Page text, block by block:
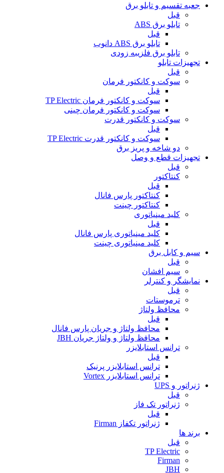
جعبه تقسیم و تابلو برق
قبل
تابلو برق ABS
قبل
تابلو برق ABS دانوب
تابلو برق فلزیبه زودی
تجهیزات تابلو
قبل
سوکت و کانکتور فرمان
قبل
سوکت و کانکتور فرمان TP Electric
سوکت و کانکتور فرمان چینی
سوکت و کانکتور قدرت
قبل
سوکت و کانکتور قدرت TP Electric
دو شاخه و پریز برق
تجهیزات قطع و وصل
قبل
کنتاکتور
قبل
کنتاکتور پارس فانال
کنتاکتور چینت
کلید مینیاتوری
قبل
کلید مینیاتوری پارس فانال
کلید مینیاتوری چینت
سیم و کابل برق
قبل
سیم افشان
نمایشگر و کنترلر
قبل
ترموستات
محافظ ولتاژ
قبل
محافظ ولتاژ و جریان پارس فانال
محافظ ولتاژ و ولتاژ جریان JBH
ترانس استابلایزر
قبل
ترانس استابلایزر پرنیک
ترانس استابلایزر Vortex
ژنراتور و UPS
قبل
ژنراتور تک فاز
قبل
ژنراتور تکفاز Firman
برند ها
قبل
TP Electric
Firman
JBH